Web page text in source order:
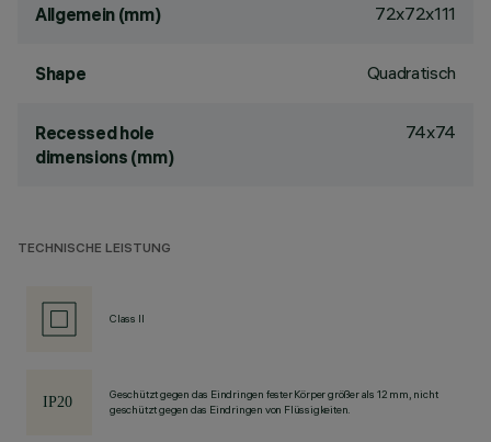
Allgemein (mm) 72x72x111
Shape Quadratisch
Recessed hole
dimensions (mm)
74x74
TECHNISCHE LEISTUNG
Class II
Geschützt gegen das Eindringen fester Körper größer als 12 mm, nicht
geschützt gegen das Eindringen von Flüssigkeiten.